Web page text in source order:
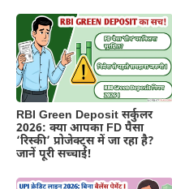
RBI Green Deposit सर्कुलर
2026: क्या आपका FD पैसा
‘रिस्की’ प्रोजेक्ट्स में जा रहा है?
जानें पूरी सच्चाई!